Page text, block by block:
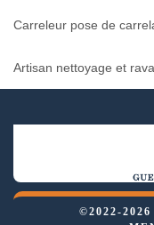
Carreleur pose de
Artisan nettoyage et
©2022-